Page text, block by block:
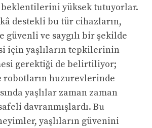
yüksek tutuyorlar.
destekli bu tür cihazların,
güvenli ve saygılı bir şekilde
için yaşlıların tepkilerinin
gerektiği de belirtiliyor;
robotların huzurevlerinde
yaşlılar zaman zaman
davranmışlardı. Bu
yaşlıların güvenini